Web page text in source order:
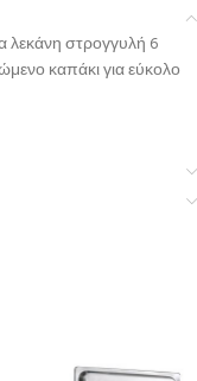
λεκάνη στρογγυλή 6
καπάκι για εύκολο